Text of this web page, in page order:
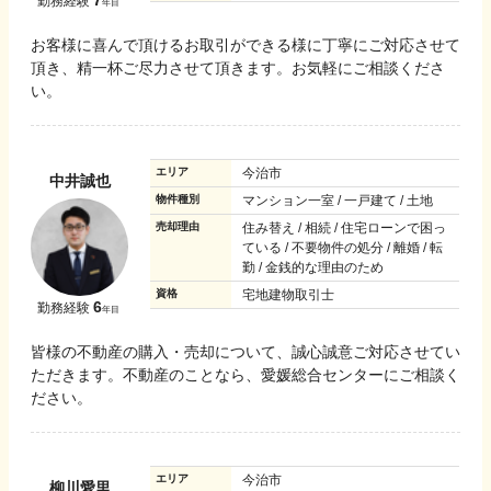
年目
お客様に喜んで頂けるお取引ができる様に丁寧にご対応させて
頂き、精一杯ご尽力させて頂きます。お気軽にご相談くださ
い。
中井誠也
勤務経験 6年目
エリア 今治市
物件種別 マンション一室 / 一戸建て / 土地
売却理由
住み替え / 相続 / 住宅ローンで困っ
ている / 不要物件の処分 / 離婚 / 転
勤 / 金銭的な理由のため
資格 宅地建物取引士
皆様の不動産の購入・売却について、誠心誠意ご対応させてい
ただきます。不動産のことなら、愛媛総合センターにご相談く
ださい。
エリア 今治市